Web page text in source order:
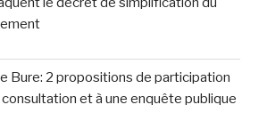
Bure: 2 propositions de participation
et à une enquête publique